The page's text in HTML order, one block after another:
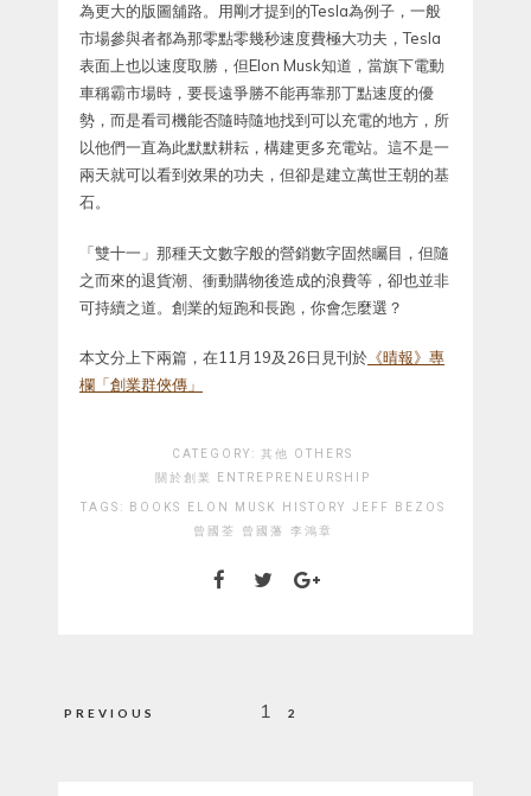
為更大的版圖舖路。用剛才提到的Tesla為例子，一般
市場參與者都為那零點零幾秒速度費極大功夫，Tesla
表面上也以速度取勝，但Elon Musk知道，當旗下電動
車稱霸市場時，要長遠爭勝不能再靠那丁點速度的優
勢，而是看司機能否隨時隨地找到可以充電的地方，所
以他們一直為此默默耕耘，構建更多充電站。這不是一
兩天就可以看到效果的功夫，但卻是建立萬世王朝的基
石。
「雙十一」那種天文數字般的營銷數字固然矚目，但隨
之而來的退貨潮、衝動購物後造成的浪費等，卻也並非
可持續之道。創業的短跑和長跑，你會怎麼選？
本文分上下兩篇，在11月19及26日見刊於 《晴報》專
欄「創業群俠傳」
CATEGORY: 其他 OTHERS
關於創業 ENTREPRENEURSHIP
TAGS: BOOKS ELON MUSK HISTORY
JEFF BEZOS
曾國荃
曾國藩 李鴻章
PREVIOUS 1 2